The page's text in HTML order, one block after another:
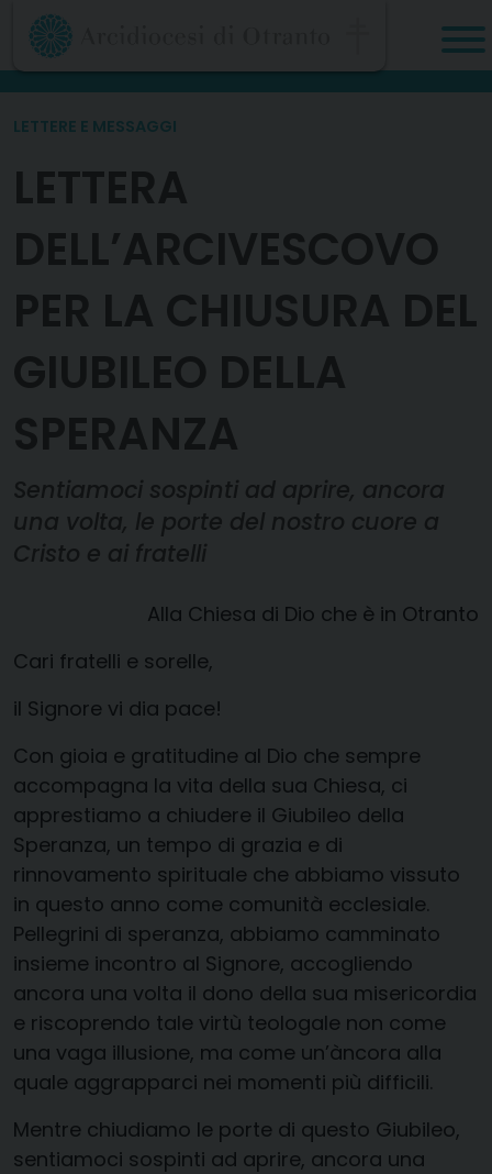
Skip
content
LETTERE E MESSAGGI
LETTERA
DELL’ARCIVESCOVO
PER LA CHIUSURA DEL
GIUBILEO DELLA
SPERANZA
Sentiamoci sospinti ad aprire, ancora
una volta, le porte del nostro cuore a
Cristo e ai fratelli
Alla Chiesa di Dio che è in Otranto
Cari fratelli e sorelle,
il Signore vi dia pace!
Con gioia e gratitudine al Dio che sempre
accompagna la vita della sua Chiesa, ci
apprestiamo a chiudere il Giubileo della
Speranza, un tempo di grazia e di
rinnovamento spirituale che abbiamo vissuto
in questo anno come comunità ecclesiale.
Pellegrini di speranza, abbiamo camminato
insieme incontro al Signore, accogliendo
ancora una volta il dono della sua misericordia
e riscoprendo tale virtù teologale non come
una vaga illusione, ma come un’àncora alla
quale aggrapparci nei momenti più difficili.
Mentre chiudiamo le porte di questo Giubileo,
sentiamoci sospinti ad aprire, ancora una